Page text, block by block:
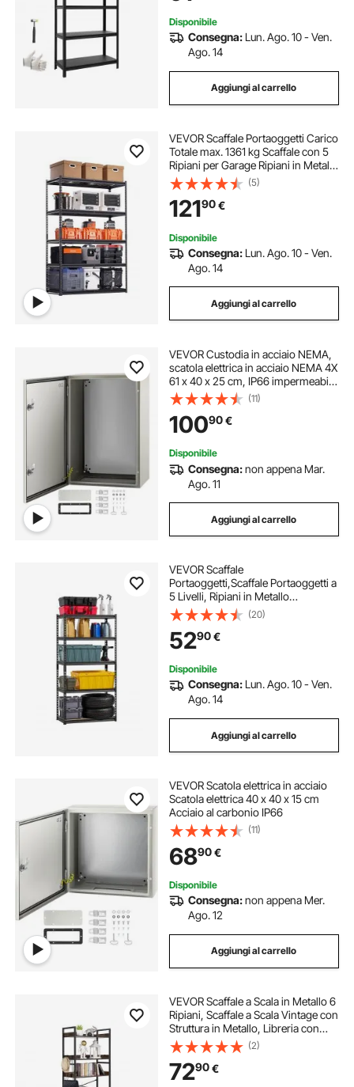
Disponibile
Consegna: Lun. Ago. 10 - Ven.
Ago. 14
Aggiungi al carrello
VEVOR Scaffale Portaoggetti Carico
Totale max. 1361 kg Scaffale con 5
Ripiani per Garage Ripiani in Metallo
Regolabili per Scaffalature Industriali
Ripiano Portaoggetti da Cucina,
Magazzino Officina
(5)
12190€
Disponibile
Consegna: Lun. Ago. 10 - Ven.
Ago. 14
Aggiungi al carrello
VEVOR Custodia in acciaio NEMA,
scatola elettrica in acciaio NEMA 4X
61 x 40 x 25 cm, IP66 impermeabile
e antipolvere, scatola di giunzione
elettrica per esterni/interni, con
piastra di montaggio
(11)
10090€
Disponibile
Consegna:non appena Mar.
Ago. 11
Aggiungi al carrello
VEVOR Scaffale
Portaoggetti,Scaffale Portaoggetti a
5 Livelli, Ripiani in Metallo
Regolabili, Scafandro per Cucina,
Magazzino, Seminterrato,
Scaffalatura Nero 907 kg, 406 x 813
x 1596 mm
(20)
5290€
Disponibile
Consegna: Lun. Ago. 10 - Ven.
Ago. 14
Aggiungi al carrello
VEVOR Scatola elettrica in acciaio
Scatola elettrica 40 x 40 x 15 cm
Acciaio al carbonio IP66
(11)
6890€
Disponibile
Consegna:non appena Mer.
Ago. 12
Aggiungi al carrello
VEVOR Scaffale a Scala in Metallo 6
Ripiani, Scaffale a Scala Vintage con
Struttura in Metallo, Libreria con
Ripiani Aperti, per Soggiorno,
Camera da Letto, Ufficio
Domestico, Marrone Rustico
(2)
7290€